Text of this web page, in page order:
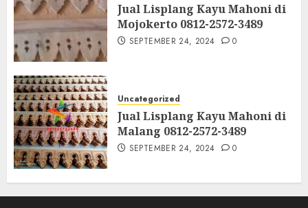
Jual Lisplang Kayu Mahoni di
Mojokerto 0812-2572-3489
SEPTEMBER 24, 2024 0
Uncategorized
Jual Lisplang Kayu Mahoni di
Malang 0812-2572-3489
SEPTEMBER 24, 2024 0